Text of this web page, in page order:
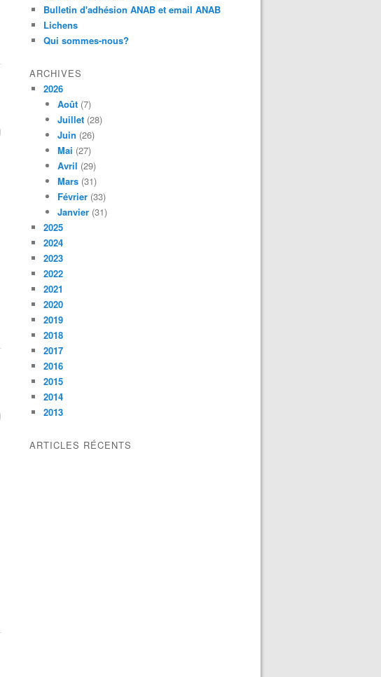
Bulletin d'adhésion ANAB et email ANAB
Lichens
Qui sommes-nous?
ARCHIVES
2026
Août (7)
Juillet (28)
Juin (26)
Mai (27)
Avril (29)
Mars (31)
Février (33)
Janvier (31)
2025
2024
2023
2022
2021
2020
2019
2018
2017
2016
2015
2014
2013
ARTICLES RÉCENTS